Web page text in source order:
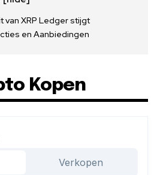
van XRP Ledger stijgt
en Aanbiedingen
Kopen